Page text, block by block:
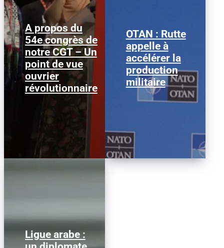
A propos du
54e congrès de
notre CGT – Un
point de vue
ouvrier
révolutionnaire
Nous publions ci-
dessous ce texte afin
d’alimenter le débat au
sein de la CGT, dans la
perspective...
OTAN : Rutte
appelle à
accélérer la
production
militaire
Mark Rutte © Justin
Sullivan/ Getty Images
Le secrétaire général de
l’OTAN, Mark Rutte, a
appelé à...
Ligue arabe :
Nabil Fahmy, ancien